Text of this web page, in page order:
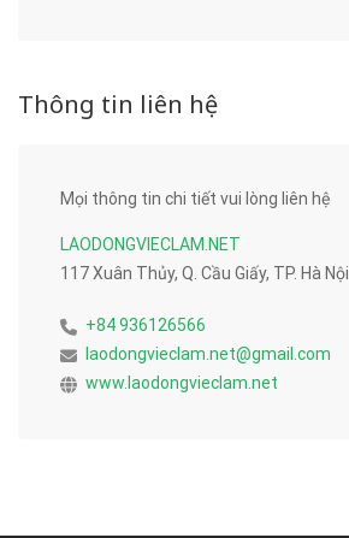
Thông tin liên hệ
Mọi thông tin chi tiết vui lòng liên hệ
LAODONGVIECLAM.NET
117 Xuân Thủy, Q. Cầu Giấy, TP. Hà Nội
+84 936126566
laodongvieclam.net@gmail.com
www.laodongvieclam.net